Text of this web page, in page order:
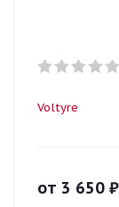
Voltyre
от 3 650 ₽